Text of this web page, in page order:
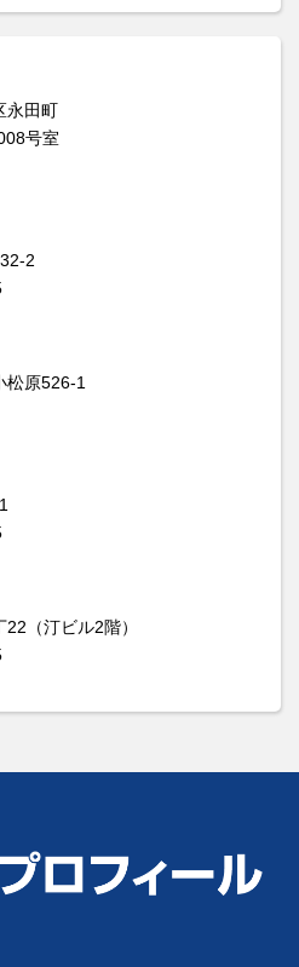
永田町
号室
2
松原526-1
（汀ビル2階）